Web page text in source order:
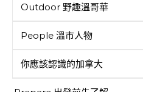
Outdoor 野趣溫哥華
People 溫市人物
你應該認識的加拿大